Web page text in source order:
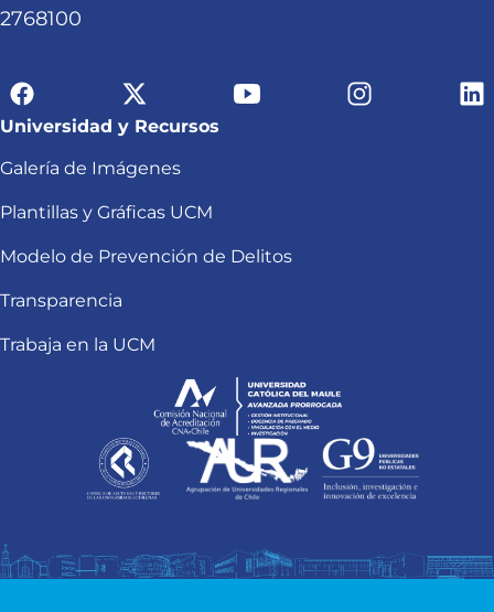
2768100
Universidad y Recursos
Galería de Imágenes
Plantillas y Gráficas UCM
Modelo de Prevención de Delitos
Transparencia
Trabaja en la UCM